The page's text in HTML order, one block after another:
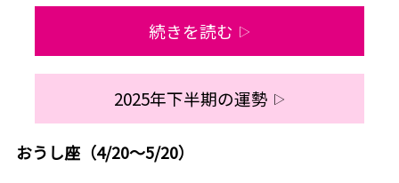
続きを読む ▷
2025年下半期の運勢 ▷
おうし座（4/20～5/20）